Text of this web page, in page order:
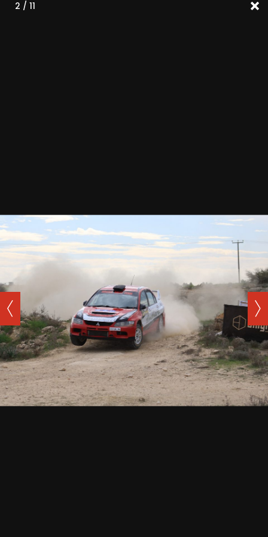
2 / 11